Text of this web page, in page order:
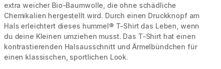
extra weicher Bio-Baumwolle, die ohne schädliche
Chemikalien hergestellt wird. Durch einen Druckknopf am
Hals erleichtert dieses hummel® T-Shirt das Leben, wenn
du deine Kleinen umziehen musst. Das T-Shirt hat einen
kontrastierenden Halsausschnitt und Ärmelbündchen für
einen klassischen, sportlichen Look.